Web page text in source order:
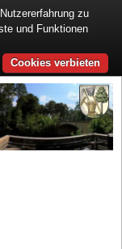
zu
und Funktionen
Cookies verbieten